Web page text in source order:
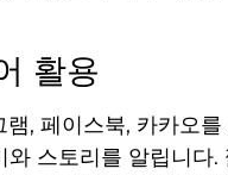
활용
, 페이스북, 카카오를
와 스토리를 알립니다.